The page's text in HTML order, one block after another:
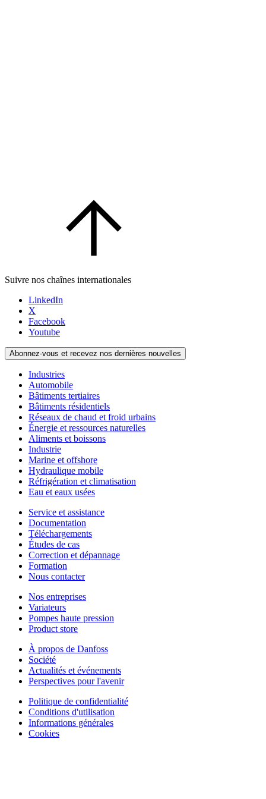
Suivre nos chaînes internationales
LinkedIn
X
Facebook
Youtube
Abonnez-vous et recevez nos dernières nouvelles
Industries
Automobile
Bâtiments tertiaires
Bâtiments résidentiels
Réseaux de chaud et froid urbains
Énergie et ressources naturelles
Aliments et boissons
Industrie
Marine et offshore
Hydraulique mobile
Réfrigération et climatisation
Eau et eaux usées
Service et assistance
Documentation
Téléchargements
Études de cas
Correction et dépannage
Formation
Nous contacter
Nos entreprises
Variateurs
Pompes haute pression
Product store
À propos de Danfoss
Société
Actualités et événements
Perspectives pour l'avenir
Politique de confidentialité
Conditions d'utilisation
Informations générales
Cookies